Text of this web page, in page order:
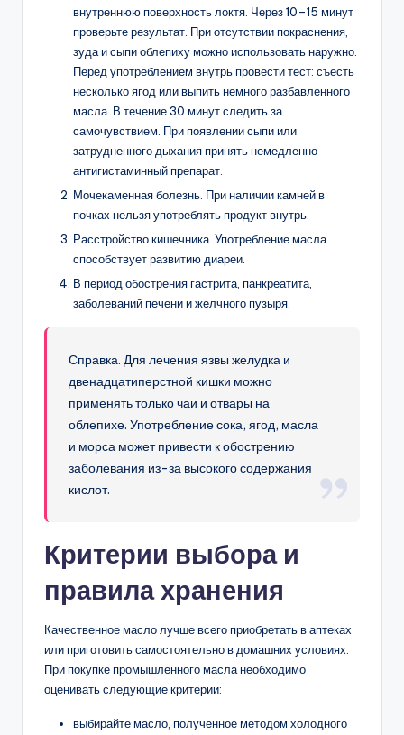
внутреннюю поверхность локтя. Через 10–15 минут
проверьте результат. При отсутствии покраснения,
зуда и сыпи облепиху можно использовать наружно.
Перед употреблением внутрь провести тест: съесть
несколько ягод или выпить немного разбавленного
масла. В течение 30 минут следить за
самочувствием. При появлении сыпи или
затрудненного дыхания принять немедленно
антигистаминный препарат.
Мочекаменная болезнь. При наличии камней в
почках нельзя употреблять продукт внутрь.
Расстройство кишечника. Употребление масла
способствует развитию диареи.
В период обострения гастрита, панкреатита,
заболеваний печени и желчного пузыря.
Справка. Для лечения язвы желудка и
двенадцатиперстной кишки можно
применять только чаи и отвары на
облепихе. Употребление сока, ягод, масла
и морса может привести к обострению
заболевания из-за высокого содержания
кислот.
Критерии выбора и
правила хранения
Качественное масло лучше всего приобретать в аптеках
или приготовить самостоятельно в домашних условиях.
При покупке промышленного масла необходимо
оценивать следующие критерии:
выбирайте масло, полученное методом холодного